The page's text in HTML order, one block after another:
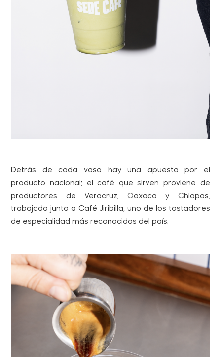
Detrás de cada vaso hay una apuesta por el
producto nacional; el café que sirven proviene de
productores de Veracruz, Oaxaca y Chiapas,
trabajado junto a Café Jiribilla, uno de los tostadores
de especialidad más reconocidos del país.